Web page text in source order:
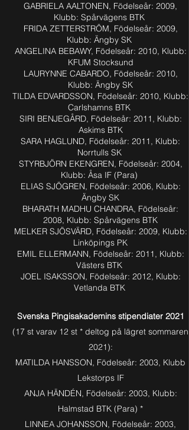
GABRIELA AALTONEN, Födelseår: 2009,
Klubb: Spårvägens BTK
FRIDA ZETTERSTRÖM, Födelseår: 2009,
Klubb: Ängby SK
ANGELINA BEBAWY, Födelseår: 2010, Klubb:
KFUM Stocksund
LAURYNNE CABARDO, Födelseår: 2010,
Klubb: Ängby SK
TILDA EDVARDSSON, Födelseår: 2010, Klubb:
Carlshamns BTK
SIRI BENJEGÅRD, Födelseår: 2011, Klubb:
Askims BTK
SARA HAGLUND, Födelseår: 2011, Klubb:
Norrtulls SK
STYRBJÖRN EKENGREN, Födelseår: 2004,
Klubb: Åsa IF (Para)
ELIAS SJÖGREN, Födelseår: 2006, Klubb:
Ängby SK
BHARATH MADHU CHANDRA, Födelseår:
2008, Klubb: Spårvägens BTK
MELKER SJÖSVÄRD, Födelseår: 2009, Klubb:
Linköpings PK
EMIL ELLERMANN, Födelseår: 2011, Klubb:
Västers BTK
JOEL ISAKSSON, Födelseår: 2012, Klubb:
Vetlanda BTK
Svenska Pingisakademins stipendiater 2021
(17 st varav 12 st * deltog på lägret sommaren
2021):
MATILDA HANSSON, Födelseår: 2003, Klubb
Lekstorps IF
ANJA HÄNDÉN, Födelseår: 2003, Klubb:
Halmstad BTK (Para) *
LINNEA JOHANSSON, Födelseår: 2003,